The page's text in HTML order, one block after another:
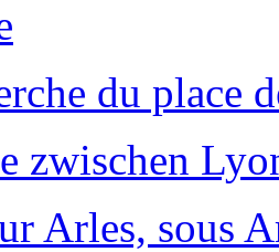
du place
zwischen
Arles, sous